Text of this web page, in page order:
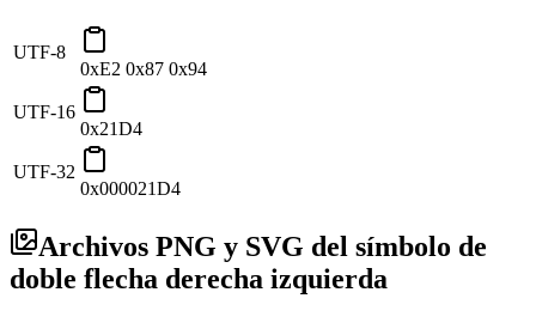
UTF-8
0xE2 0x87 0x94
UTF-16
0x21D4
UTF-32
0x000021D4
Archivos PNG y SVG del símbolo de
doble flecha derecha izquierda